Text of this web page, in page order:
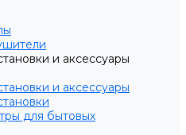
и аксессуары
и аксессуары
для бытовых